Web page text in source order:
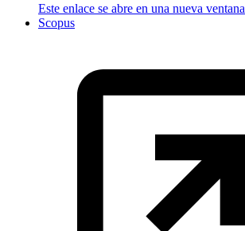
Este enlace se abre en una nueva ventana
Scopus